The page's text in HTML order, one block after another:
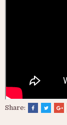
Share: